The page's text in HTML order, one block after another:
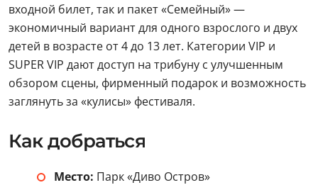
входной билет, так и пакет «Семейный» —
экономичный вариант для одного взрослого и двух
детей в возрасте от 4 до 13 лет. Категории VIP и
SUPER VIP дают доступ на трибуну с улучшенным
обзором сцены, фирменный подарок и возможность
заглянуть за «кулисы» фестиваля.
Как добраться
Место: Парк «Диво Остров»